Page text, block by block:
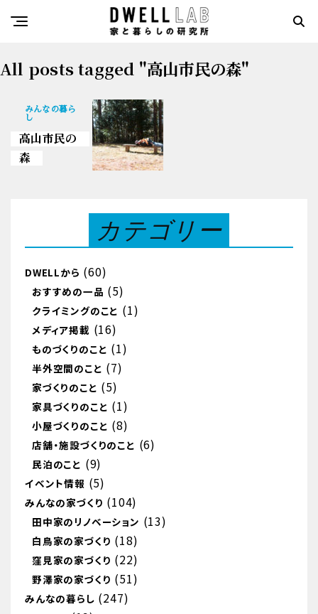
All posts tagged "高山市民の森"
みんなの暮ら
し
高山市民の
森
カテゴリー
DWELLから (60)
おすすめの一品 (5)
クライミングのこと (1)
メディア掲載 (16)
ものづくりのこと (1)
半外空間のこと (7)
家づくりのこと (5)
家具づくりのこと (1)
小屋づくりのこと (8)
店舗・施設づくりのこと (6)
民泊のこと (9)
イベント情報 (5)
みんなの家づくり (104)
田中家のリノベーション (13)
白鳥家の家づくり (18)
窪見家の家づくり (22)
野澤家の家づくり (51)
みんなの暮らし (247)